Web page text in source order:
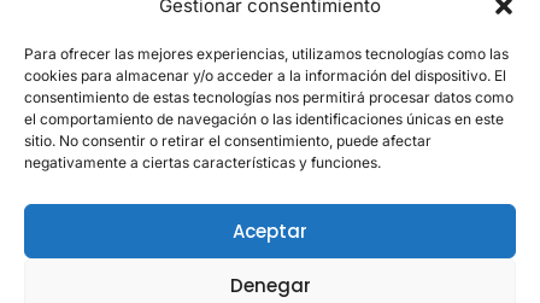
Gestionar consentimiento
Para ofrecer las mejores experiencias, utilizamos tecnologías como las
cookies para almacenar y/o acceder a la información del dispositivo. El
consentimiento de estas tecnologías nos permitirá procesar datos como
el comportamiento de navegación o las identificaciones únicas en este
sitio. No consentir o retirar el consentimiento, puede afectar
negativamente a ciertas características y funciones.
Aceptar
Denegar
Plasticos Carrera Avda. Ricardo Mella, 111 36330
Vigo Spain
Contacto
LEGAL
Política de cookies